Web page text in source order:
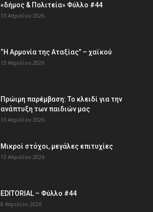
«δήμος & Πολιτεία» Φύλλο #44
13 Απριλίου 2026
“Η Αρμονία της Αταξίας” – χαϊκού
13 Απριλίου 2026
Πρώιμη παρέμβαση: Το κλειδί για την
ανάπτυξη των παιδιών µας
13 Απριλίου 2026
Μικροί στόχοι, μεγάλες επιτυχίες
13 Απριλίου 2026
EDITORIAL – Φύλλο #44
8 Απριλίου 2026